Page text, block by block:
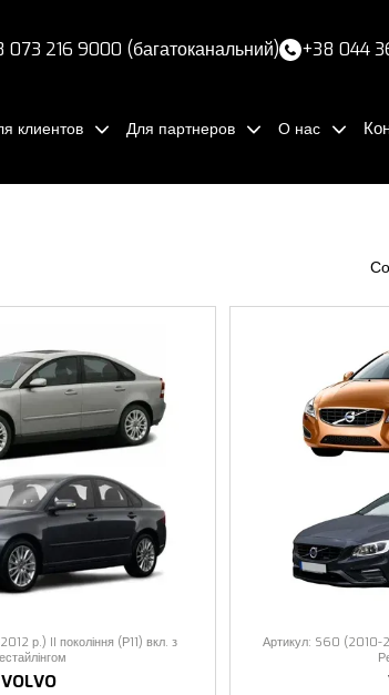
073 216 9000 (багатоканальний) +38 044
клиентов Для партнеров О нас
р.) II покоління (Р11) вкл. з
VOLVO
Артикул: S60 (2010-